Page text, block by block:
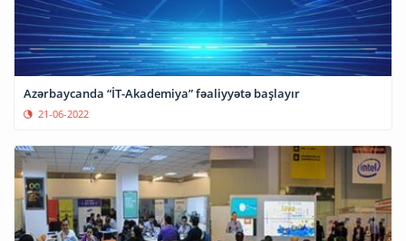
Azərbaycanda “İT-Akademiya” fəaliyyətə başlayır
21-06-2022